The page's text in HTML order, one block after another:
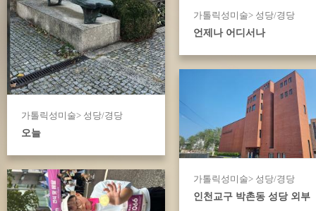
가톨릭성미술> 성당/경당
언제나 어디서나
가톨릭성미술> 성당/경당
오늘
가톨릭성미술> 성당/경당
인천교구 박촌동 성당 외부